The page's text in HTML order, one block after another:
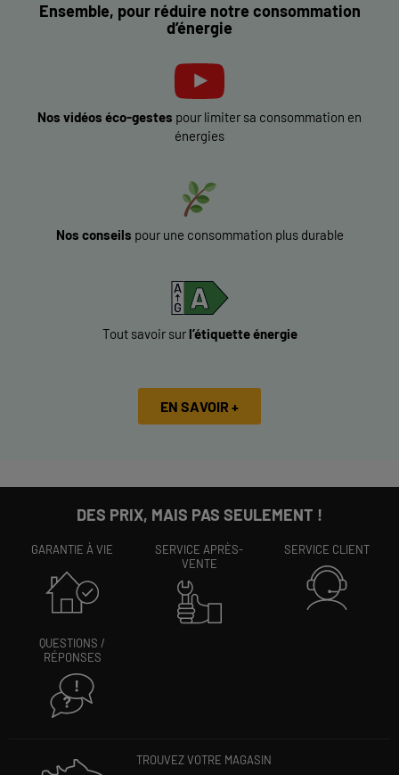
Ensemble, pour réduire notre consommation
d’énergie
Nos vidéos éco-gestes pour limiter sa consommation en
énergies
Nos conseils pour une consommation plus durable
Tout savoir surl’étiquette énergie
EN SAVOIR +
DES PRIX, MAIS PAS SEULEMENT !
GARANTIE À VIE
SERVICE APRÈS-
VENTE
SERVICE CLIENT
QUESTIONS /
RÉPONSES
TROUVEZ VOTRE MAGASIN